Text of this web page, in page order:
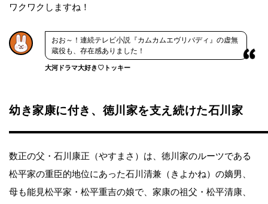
ワクワクしますね！
おお～！連続テレビ小説『カムカムエヴリバディ』の虚無
蔵役も、存在感ありました！
大河ドラマ大好き♡トッキー
幼き家康に付き、徳川家を支え続けた石川家
数正の父・石川康正（やすまさ）は、徳川家のルーツである
松平家の重臣的地位にあった石川清兼（きよかね）の嫡男、
母も能見松平家・松平重吉の娘で、家康の祖父・松平清康、